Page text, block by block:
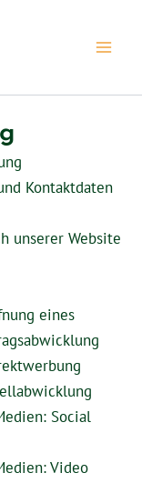
Kontaktdaten
unserer Website
eines
Social
Video